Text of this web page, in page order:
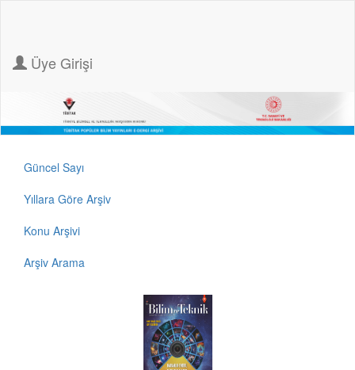
Üye Girişi
Güncel Sayı
Yıllara Göre Arşiv
Konu Arşivi
Arşiv Arama